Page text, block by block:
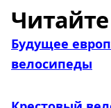
Будущее
велосипеды